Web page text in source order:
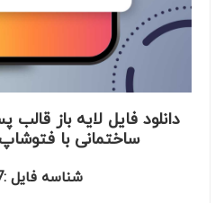
دانلود فایل لایه باز
ساختمانی با
شناسه فایل :47597